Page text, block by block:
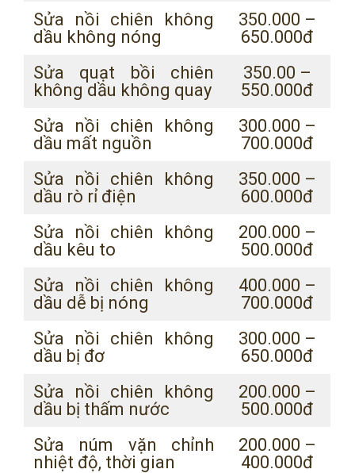
Sửa nồi chiên không
dầu không nóng
350.000 –
650.000đ
Sửa quạt bồi chiên
không dầu không quay
350.00 –
550.000đ
Sửa nồi chiên không
dầu mất nguồn
300.000 –
700.000đ
Sửa nồi chiên không
dầu rò rỉ điện
350.000 –
600.000đ
Sửa nồi chiên không
dầu kêu to
200.000 –
500.000đ
Sửa nồi chiên không
dầu dễ bị nóng
400.000 –
700.000đ
Sửa nồi chiên không
dầu bị đơ
300.000 –
650.000đ
Sửa nồi chiên không
dầu bị thấm nước
200.000 –
500.000đ
Sửa núm vặn chỉnh
nhiệt độ, thời gian
200.000 –
400.000đ